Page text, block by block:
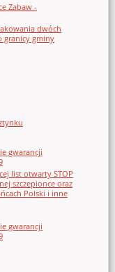
Zabaw -
dwóch
granicy gminy
gwarancji
list otwarty STOP
szczepionce oraz
Polski i inne
gwarancji